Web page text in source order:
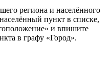
региона и населённого
пункт в списке,
и впишите
в графу «Город».